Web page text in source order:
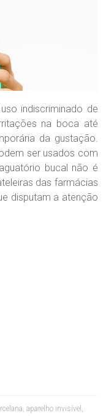
indiscriminado de
na boca até
da gustação.
ser usados com
bucal não é
das farmácias
disputam a atenção
,aparelho invisível